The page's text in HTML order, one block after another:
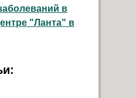
в
"Ланта" в